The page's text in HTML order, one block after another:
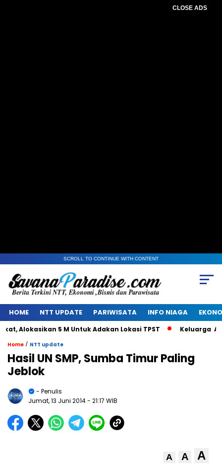
CLOSE ADS
SCROLL TO CONTINUE WITH CONTENT
HOME NTT UPDATE PARIWISATA INFO NIAGA
Alokasikan 5 M Untuk Adakan Lokasi TPST Keluarga Alm
Home / NTT update
Hasil UN SMP, Sumba Timur Paling
Jeblok
- Penulis
Jumat, 13 Juni 2014- 21:17 WIB
A A A